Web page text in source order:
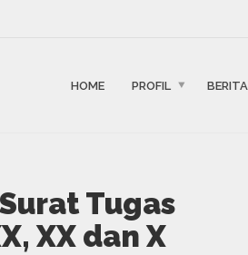
HOME PROFIL BERITA
Tugas
XX dan X